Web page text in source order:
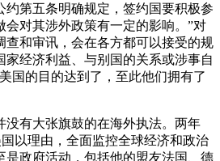
约第五条明确规定，签约国要积极参
会对其涉外政策有一定的影响。”对
查和审讯，会在各方都可以接受的规
家经济利益、与别国的关系或涉事自
国的目的达到了，至此他们拥有了
没有大张旗鼓的在海外执法。两年
国以理由，全面监控全球经济和政治
是政府活动，包括他的盟友法国、德